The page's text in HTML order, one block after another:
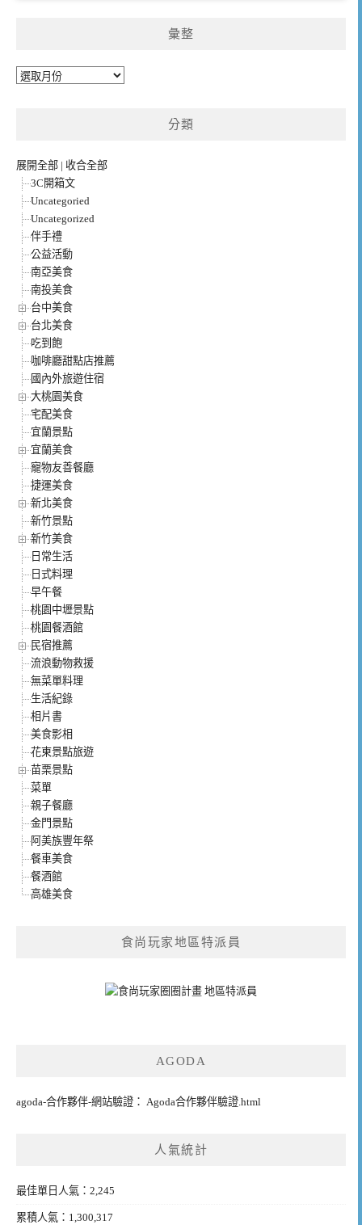
彙整
彙
分類
展開全部 | 收合全部
3C開箱文
Uncategoried
Uncategorized
伴手禮
公益活動
南亞美食
南投美食
台中美食
台北美食
吃到飽
咖啡廳甜點店推薦
國內外旅遊住宿
大桃園美食
宅配美食
宜蘭景點
宜蘭美食
寵物友善餐廳
捷運美食
新北美食
新竹景點
新竹美食
日常生活
日式料理
早午餐
桃園中壢景點
桃園餐酒館
民宿推薦
流浪動物救援
無菜單料理
生活紀錄
相片書
美食影相
花東景點旅遊
苗栗景點
菜單
親子餐廳
金門景點
阿美族豐年祭
餐車美食
餐酒館
高雄美食
食尚玩家地區特派員
AGODA
agoda-合作夥伴-網站驗證： Agoda合作夥伴驗證.html
人氣統計
最佳單日人氣：2,245
累積人氣：1,300,317